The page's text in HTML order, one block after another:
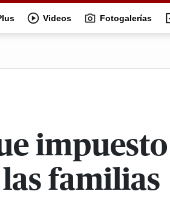
Videos Fotogalerías
impuesto
familias